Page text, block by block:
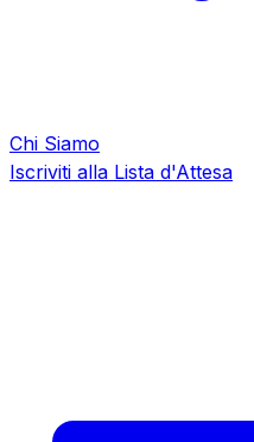
Chi Siamo
Iscriviti alla Lista d'Attesa